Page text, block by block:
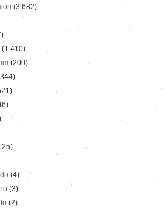
(3.682)
(1.410)
(200)
(4)
(3)
(2)